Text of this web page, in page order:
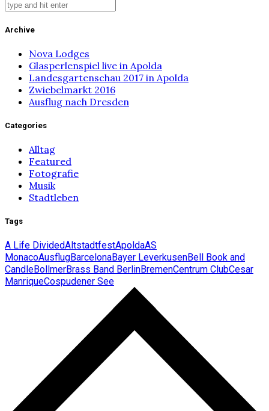
Archive
Nova Lodges
Glasperlenspiel live in Apolda
Landesgartenschau 2017 in Apolda
Zwiebelmarkt 2016
Ausflug nach Dresden
Categories
Alltag
Featured
Fotografie
Musik
Stadtleben
Tags
A Life DividedAltstadtfestApoldaAS
MonacoAusflugBarcelonaBayer LeverkusenBell Book and
CandleBollmerBrass Band BerlinBremenCentrum ClubCesar
ManriqueCospudener See